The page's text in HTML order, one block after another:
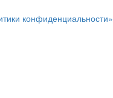
конфиденциальности»